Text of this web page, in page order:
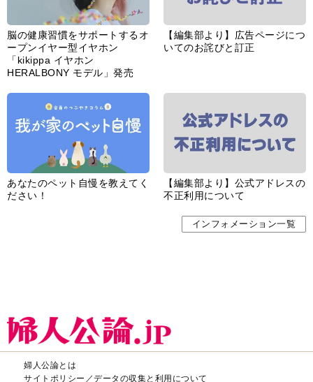
脳の健康習慣をサポートするオ
ープンイヤー型イヤホン
「kikippa イヤホン
HERALBONY モデル」発売
【編集部より】広告ページにつ
いてのお詫びと訂正
あなたのペット自慢を教えてく
ださい！
【編集部より】公式アドレスの
不正利用について
インフォメーション一覧
婦人公論とは
サイトポリシー／データの収集と利用について